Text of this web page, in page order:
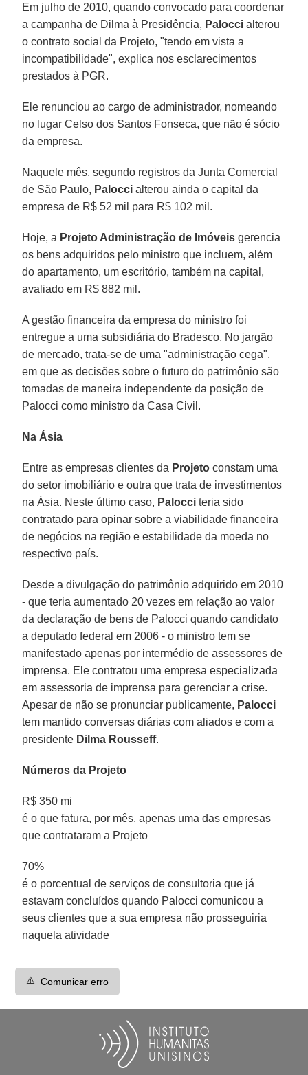
Em julho de 2010, quando convocado para coordenar
a campanha de Dilma à Presidência, Palocci alterou
o contrato social da Projeto, "tendo em vista a
incompatibilidade", explica nos esclarecimentos
prestados à PGR.
Ele renunciou ao cargo de administrador, nomeando
no lugar Celso dos Santos Fonseca, que não é sócio
da empresa.
Naquele mês, segundo registros da Junta Comercial
de São Paulo, Palocci alterou ainda o capital da
empresa de R$ 52 mil para R$ 102 mil.
Hoje, a Projeto Administração de Imóveis gerencia
os bens adquiridos pelo ministro que incluem, além
do apartamento, um escritório, também na capital,
avaliado em R$ 882 mil.
A gestão financeira da empresa do ministro foi
entregue a uma subsidiária do Bradesco. No jargão
de mercado, trata-se de uma "administração cega",
em que as decisões sobre o futuro do patrimônio são
tomadas de maneira independente da posição de
Palocci como ministro da Casa Civil.
Na Ásia
Entre as empresas clientes da Projeto constam uma
do setor imobiliário e outra que trata de investimentos
na Ásia. Neste último caso, Palocci teria sido
contratado para opinar sobre a viabilidade financeira
de negócios na região e estabilidade da moeda no
respectivo país.
Desde a divulgação do patrimônio adquirido em 2010
- que teria aumentado 20 vezes em relação ao valor
da declaração de bens de Palocci quando candidato
a deputado federal em 2006 - o ministro tem se
manifestado apenas por intermédio de assessores de
imprensa. Ele contratou uma empresa especializada
em assessoria de imprensa para gerenciar a crise.
Apesar de não se pronunciar publicamente, Palocci
tem mantido conversas diárias com aliados e com a
presidente Dilma Rousseff.
Números da Projeto
R$ 350 mi
é o que fatura, por mês, apenas uma das empresas
que contrataram a Projeto
70%
é o porcentual de serviços de consultoria que já
estavam concluídos quando Palocci comunicou a
seus clientes que a sua empresa não prosseguiria
naquela atividade
⚠️ Comunicar erro